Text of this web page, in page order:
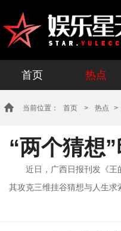
首页 热点
当前位置： 首页 > 热点 >
“两个猜想
近日，广西日报刊发《王
其攻克三维挂谷猜想与人生求